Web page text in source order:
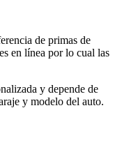
de primas de
en línea por lo cual las
y depende de
y modelo del auto.